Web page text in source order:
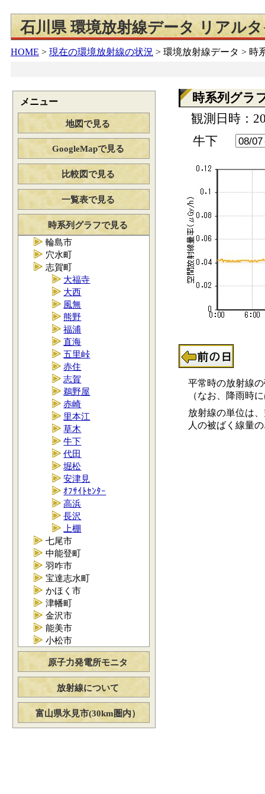
石川県 環境放射線データ リアル
HOME > 現在の環境放射線の状況 > 環境放射線データ > 時
メニュー
地図で見る
GoogleMapで見る
比較図で見る
一覧表で見る
時系列グラフで見る
輪島市
穴水町
志賀町
大福寺
大西
風無
熊野
福浦
直海
五里峠
赤住
志賀
鵜野屋
赤崎
里本江
草木
牛下
代田
堀松
安津見
ｵﾌｻｲﾄｾﾝﾀｰ
高浜
長沢
上棚
七尾市
中能登町
羽咋市
宝達志水町
かほく市
津幡町
金沢市
能美市
小松市
原子力発電所モニタ
放射線について
富山県氷見市(30km圏内）
時系列グラ
観測日時：
牛下
平常時の放射線の
（なお、降雨時に
放射線の単位は、
人の被ばく線量の